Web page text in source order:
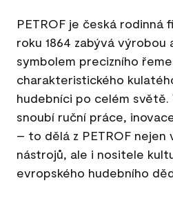
PETROF je česká rodinná
roku 1864 zabývá výrobou
symbolem precizního
charakteristického
hudebníci po celém světě.
snoubí ruční práce,
– to dělá z PETROF
nástrojů, ale i nositele
evropského hudebního